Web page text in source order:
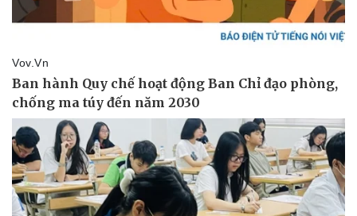
Pháp luật
Vụ án
Tin nóng
Quân sự - Quốc phòng
Vũ khí
Việt Nam